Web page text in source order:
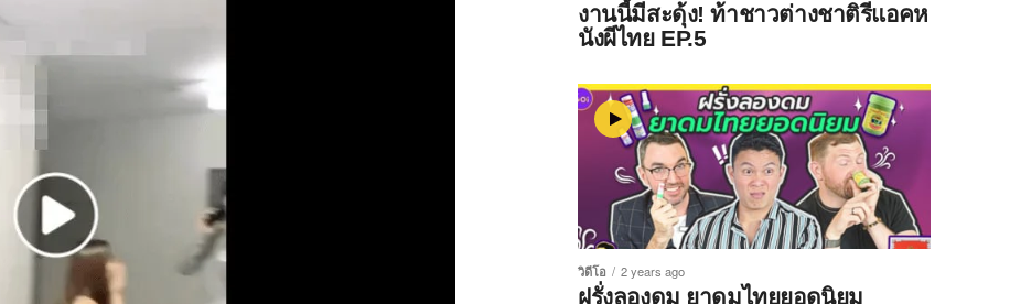
งานนี้มีสะดุ้ง! ท้าชาวต่างชาติรีแอคห
นังผีไทย EP.5
วิดีโอ 2 years ago
ฝรั่งลองดม ยาดมไทยยอดนิยม